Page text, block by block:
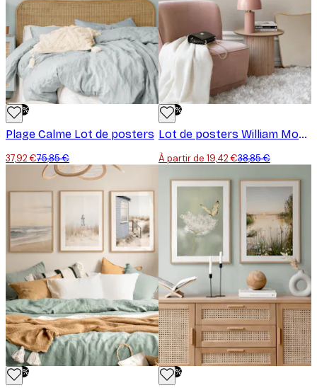
-50%
Plage Calme Lot de posters
37,92 €75,85 €
-50%
Lot de posters William Morris
À partir de 19,42 €38,85 €
-50% -50%